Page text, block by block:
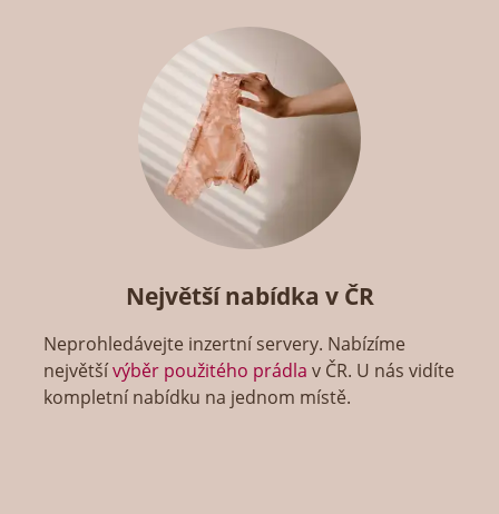
Největší nabídka v ČR
Neprohledávejte inzertní servery. Nabízíme
největšívýběr použitého prádla v ČR. U nás vidíte
kompletní nabídku na jednom místě.